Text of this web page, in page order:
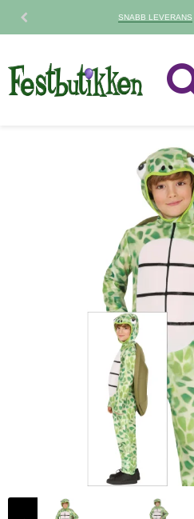
SNABB LEVERANS